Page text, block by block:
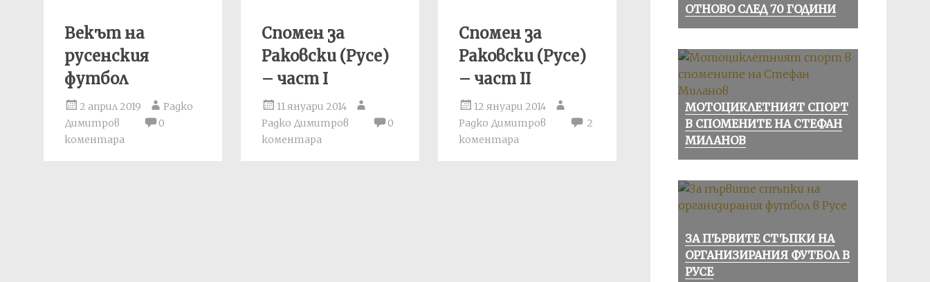
Векът на
русенския
футбол
2 април 2019
Радко
Димитров
0
коментара
Спомен за
Раковски (Русе)
– част I
11 януари 2014
Радко Димитров
0
коментара
Спомен за
Раковски (Русе)
– част II
12 януари 2014
Радко Димитров
2
коментара
ОТНОВО СЛЕД 70 ГОДИНИ
МОТОЦИКЛЕТНИЯТ СПОРТ
В СПОМЕНИТЕ НА СТЕФАН
МИЛАНОВ
ЗА ПЪРВИТЕ СТЪПКИ НА
ОРГАНИЗИРАНИЯ ФУТБОЛ В
РУСЕ